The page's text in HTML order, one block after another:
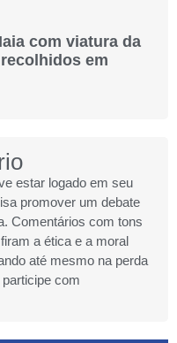
com viatura da
em
estar logado em seu
promover um debate
Comentários com tons
a ética e a moral
até mesmo na perda
participe com